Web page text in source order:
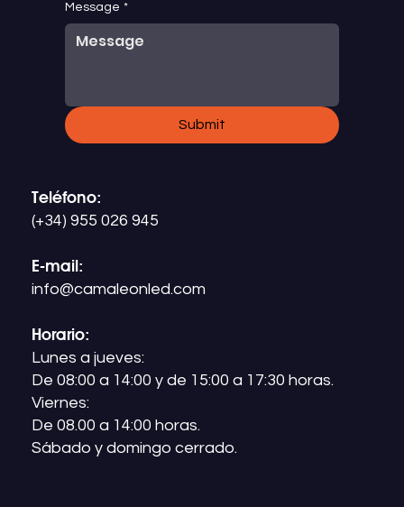
Teléfono:
(+34) 955 026 945
E-mail:
info@camaleonled.com
Horario:
Lunes a jueves:
De 08:00 a 14:00 y de 15:00 a 17:30 horas.
Viernes:
De 08.00 a 14:00 horas.
Sábado y domingo cerrado.
Message *
Submit